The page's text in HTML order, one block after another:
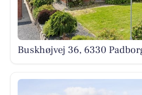
Buskhøjvej 36, 6330